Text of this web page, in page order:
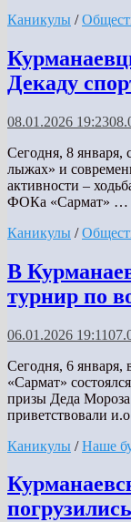
Каникулы /
Декаду
08.01.2026 19:23
Сегодня, 8 января,
лыжах» и
активности –
ФОКа «Сармат» …
Каникулы /
В
турнир по
06.01.2026 19:11
Сегодня, 6
«Сармат»
призы Деда
приветствовали
Каникулы /Наше